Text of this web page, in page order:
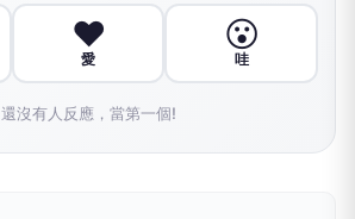
❤️
愛
😮
哇
還沒有人反應，當第一個!